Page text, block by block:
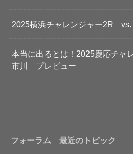
2025横浜チャレンジャー2R vs.
本当に出るとは！2025慶応チャ
市川 プレビュー
フォーラム 最近のトピック